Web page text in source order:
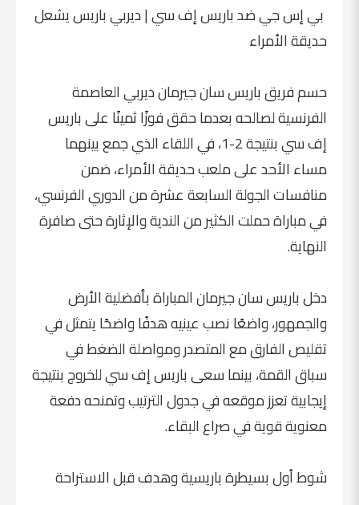
بي إس جي ضد باريس إف سي | ديربي باريس يشعل
حديقة الأمراء
حسم فريق باريس سان جيرمان ديربي العاصمة
الفرنسية لصالحه بعدما حقق فوزًا ثمينًا على باريس
إف سي بنتيجة 2-1، في اللقاء الذي جمع بينهما
مساء الأحد على ملعب حديقة الأمراء، ضمن
منافسات الجولة السابعة عشرة من الدوري الفرنسي،
في مباراة حملت الكثير من الندية والإثارة حتى صافرة
النهاية.
دخل باريس سان جيرمان المباراة بأفضلية الأرض
والجمهور، واضعًا نصب عينيه هدفًا واضحًا يتمثل في
تقليص الفارق مع المتصدر ومواصلة الضغط في
سباق القمة، بينما سعى باريس إف سي للخروج بنتيجة
إيجابية تعزز موقعه في جدول الترتيب وتمنحه دفعة
معنوية قوية في صراع البقاء.
شوط أول بسيطرة باريسية وهدف قبل الاستراحة